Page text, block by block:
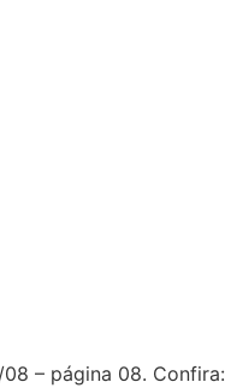
– página 08. Confira: